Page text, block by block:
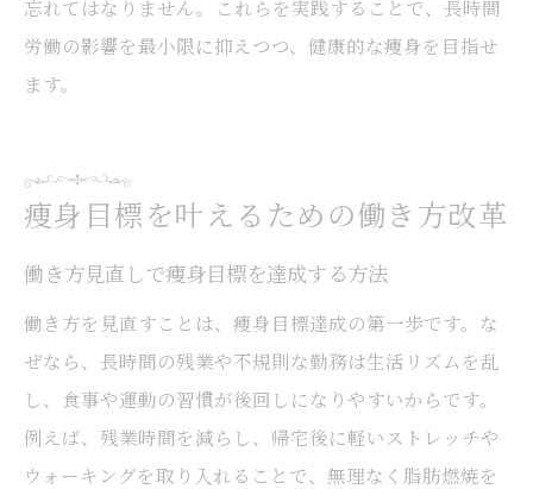
忘れてはなりません。これらを実践することで、長時間
労働の影響を最小限に抑えつつ、健康的な痩身を目指せ
ます。
痩身目標を叶えるための働き方改革
働き方見直しで痩身目標を達成する方法
働き方を見直すことは、痩身目標達成の第一歩です。な
ぜなら、長時間の残業や不規則な勤務は生活リズムを乱
し、食事や運動の習慣が後回しになりやすいからです。
例えば、残業時間を減らし、帰宅後に軽いストレッチや
ウォーキングを取り入れることで、無理なく脂肪燃焼を